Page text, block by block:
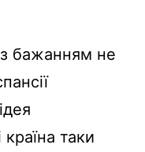
бажанням не
таки